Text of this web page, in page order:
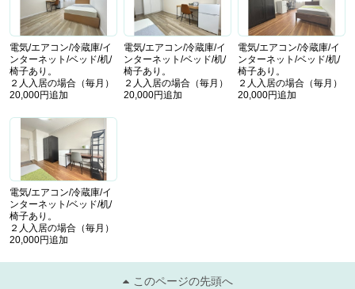
電気/エアコン/冷蔵庫/イ
ンターネット/ベッド/机/
椅子あり。
２人入居の場合（毎月）
20,000円追加
電気/エアコン/冷蔵庫/イ
ンターネット/ベッド/机/
椅子あり。
２人入居の場合（毎月）
20,000円追加
電気/エアコン/冷蔵庫/イ
ンターネット/ベッド/机/
椅子あり。
２人入居の場合（毎月）
20,000円追加
電気/エアコン/冷蔵庫/イ
ンターネット/ベッド/机/
椅子あり。
２人入居の場合（毎月）
20,000円追加
このページの先頭へ